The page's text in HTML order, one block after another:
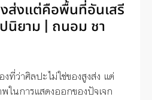
งส่งแต่คือพื้นที่อันเสรี
นิยาม | ถนอม ชา
ว่าศิลปะไม่ใช่ของสูงส่ง แต่
นการแสดงออกของปัจเจก